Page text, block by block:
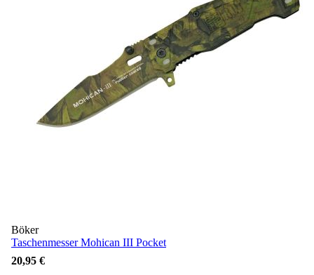
Böker
Taschenmesser Mohican III Pocket
20,95 €